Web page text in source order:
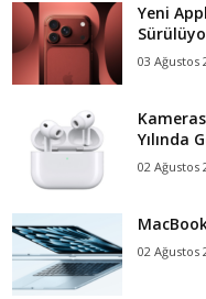
Yeni
03 Ağustos
Yılında
02 Ağustos
02 Ağustos